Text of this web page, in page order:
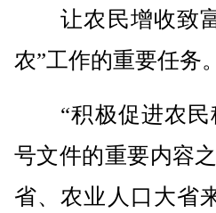
让农民增收致富
农”工作的重要任务。
“积极促进农民
号文件的重要内容
省、农业人口大省